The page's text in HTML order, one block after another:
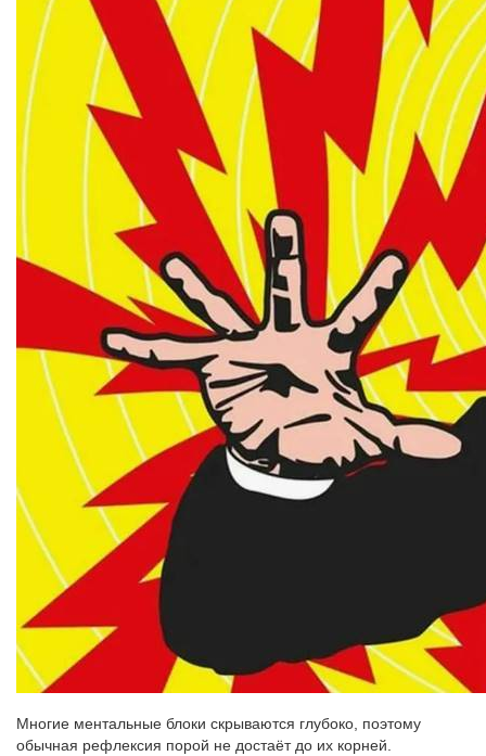
Многие ментальные блоки скрываются глубоко, поэтому
обычная рефлексия порой не достаёт до их корней.